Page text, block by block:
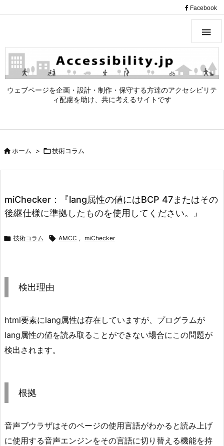
Facebook
ウェブページを企画・設計・制作・保守する方達のアクセシビリテ
ィ配慮を助け、共に考えるサイトです

ホーム > 技術コラム
miChecker：『lang属性の値にはBCP 47またはその
後継仕様に準拠したものを使用してください。』
 技術コラム  AMCC , miChecker
検出理由
html要素にlang属性は存在していますが、プログラムが
lang属性の値を読み取ることができない場合にこの問題が
検出されます。
根拠
音声ブウラザはそのページの使用言語がわかると読み上げ
に使用する音声エンジンをその言語に切り替える機能を持